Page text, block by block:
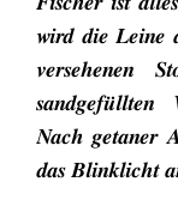
wird die Leine
versehenen
sandgefüllten
Nach getaner
das Blinklicht